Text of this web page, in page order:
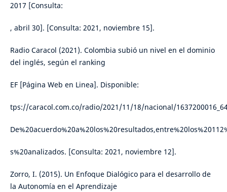
2017 [Consulta:
, abril 30]. [Consulta: 2021, noviembre 15].
Radio Caracol (2021). Colombia subió un nivel en el dominio
del inglés, según el ranking
EF [Página Web en Linea]. Disponible:
tps://caracol.com.co/radio/2021/11/18/nacional/
s%20analizados. [Consulta: 2021, noviembre 12].
Zorro, I. (2015). Un Enfoque Dialógico para el desarrollo de
la Autonomía en el Aprendizaje